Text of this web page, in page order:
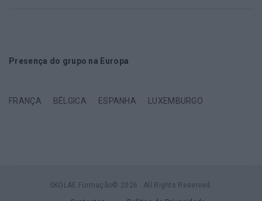
Presença do grupo na Europa
FRANÇA BÉLGICA ESPANHA LUXEMBURGO
SKOLAE Formação© 2026 . All Rights Reserved.